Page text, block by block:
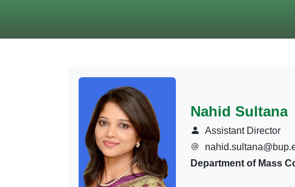
Nahid Sultana
Assistant Director
Department of Mass